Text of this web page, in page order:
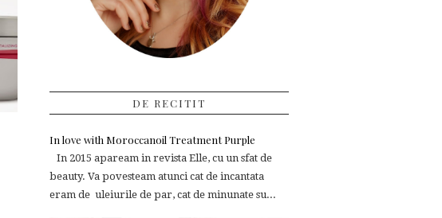
DE RECITIT
In love with Moroccanoil Treatment Purple
In 2015 apaream in revista Elle, cu un sfat de
beauty. Va povesteam atunci cat de incantata
eram de uleiurile de par, cat de minunate su...